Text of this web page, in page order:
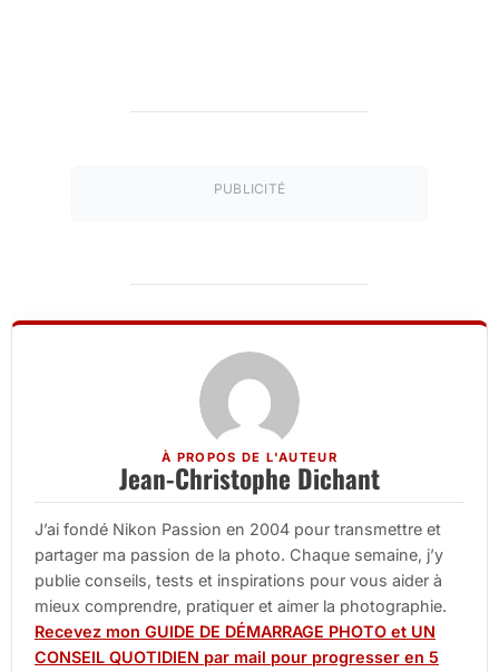
PUBLICITÉ
À PROPOS DE L'AUTEUR
Jean-Christophe Dichant
J’ai fondé Nikon Passion en 2004 pour transmettre et
partager ma passion de la photo. Chaque semaine, j’y
publie conseils, tests et inspirations pour vous aider à
mieux comprendre, pratiquer et aimer la photographie.
Recevez mon GUIDE DE DÉMARRAGE PHOTO et UN
CONSEIL QUOTIDIEN par mail pour progresser en 5